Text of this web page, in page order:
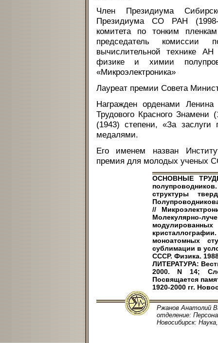
Член Президиума
Президиума СО РАН (1998-
комитета по тонким
председатель
вычислительной технике
физике и химии
«Микроэлектроника»
Лауреат премии Совета
Награжден орденами
Трудового Красного
(1943) степени, «За
медалями.
Его именем назван
премия для молодых ученых
ОСНОВНЫЕ
структуры
//
Молекулярно-
моноатомных
сублимации в
СССР. Физика.
ЛИТЕРАТУРА:
2000. N 14;
Посвящается
1920-2000 гг.
Ржанов Анатолий
отделение:
Новосибирск: